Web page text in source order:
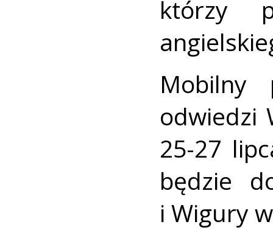
którzy
odwiedzi
25-27
będzie
i Wigury